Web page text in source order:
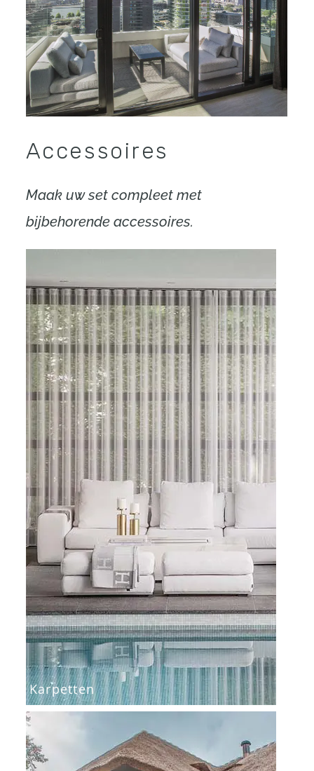
Accessoires
Maak uw set compleet met
bijbehorende accessoires.
Karpetten